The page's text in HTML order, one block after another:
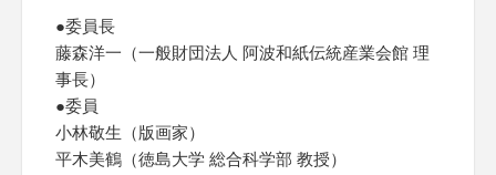
●委員長
藤森洋一（一般財団法人 阿波和紙伝統産業会館 理
事長）
●委員
小林敬生（版画家）
平木美鶴（徳島大学 総合科学部 教授）